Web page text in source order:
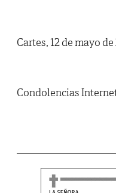
Cartes, 12 de mayo
Condolencias